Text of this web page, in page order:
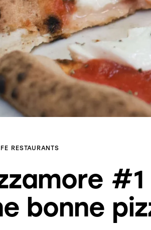
RESTAURANTS
bonne